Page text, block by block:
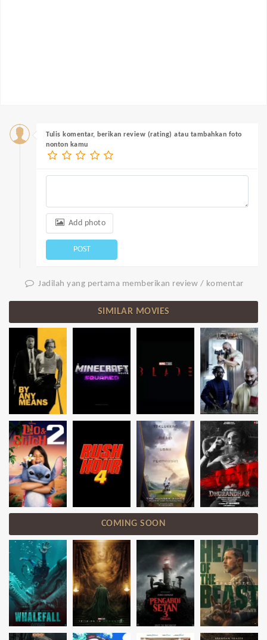
Tulis komentar, berikan review (rating) atau tambahkan foto
nonton kamu
Add photo
POST
Jadilah yang pertama memberikan review / komentar
SIMILAR MOVIES
COMING SOON